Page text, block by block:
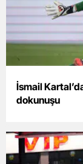
İsmail
dokunuşu